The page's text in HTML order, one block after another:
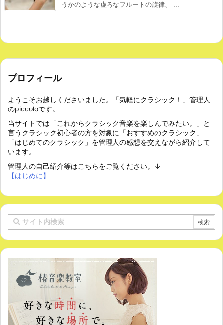
うかのような虚ろなフルートの旋律、 ...
プロフィール
ようこそお越しくださいました。「気軽にクラシック！」管理人
のpiccoloです。
当サイトでは「これからクラシック音楽を楽しんでみたい。」と
言うクラシック初心者の方を対象に「おすすめのクラシック」
「はじめてのクラシック」を管理人の感想を交えながら紹介して
います。
管理人の自己紹介等はこちらをご覧ください。↓
【はじめに】